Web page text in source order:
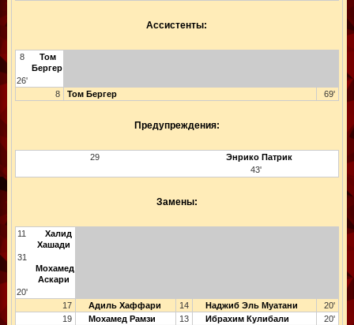
Ассистенты:
8
Том
Бергер
26'
8
Том Бергер 69'
Предупреждения:
29
Энрико Патрик
43'
Замены:
11
Халид
Хашади
31
Мохамед
Аскари
20'
17
Адиль Хаффари 14 Наджиб Эль Муатани
20'
19
Мохамед Рамзи 13 Ибрахим Кулибали 20'